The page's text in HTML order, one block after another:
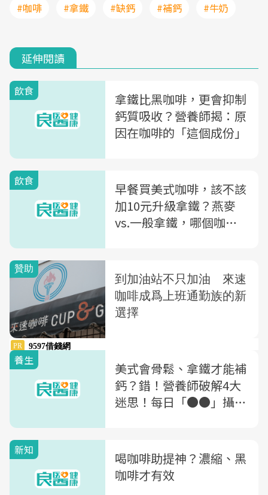
#咖啡 #拿鐵 #缺鈣 #補鈣 #牛奶
延伸閱讀
飲食
拿鐵比黑咖啡，更會抑制
鈣質吸收？營養師揭：原
因在咖啡的「這個成份」
飲食
早餐買美式咖啡，該不該
加10元升級拿鐵？燕麥
vs.一般拿鐵，哪個咖啡
咖啡
養生
美式會骨鬆、拿鐵才能補
鈣？錯！營養師破解4大
迷思！每日「●●」攝取
新知
喝咖啡助提神？濃縮、黑
咖啡才有效